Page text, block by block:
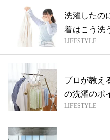
洗濯したの
着はこう洗
LIFESTYLE
プロが教え
の洗濯のポ
LIFESTYLE